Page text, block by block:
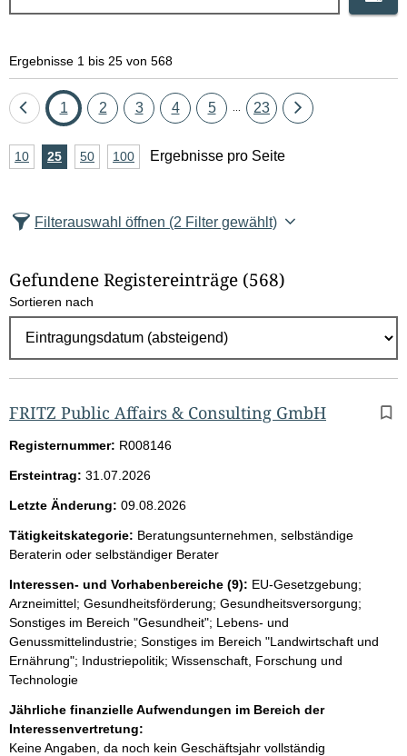
Ergebnisse 1 bis 25 von 568
Eine
zurück
Seite
1 Seite
2 Seite
3 Seite
4 Seite
5 Seite
23
Eine
A
z
l
E
g
e
b
n
s
s
e
p
r
o
S
e
i
t
e
10Ergebnisse
25Ergebnisse
50Ergebnisse
100Ergebnisse
Ergebnisse pro Seite
Filterauswahl öffnen (2 Filter gewählt)
Gefundene Registereinträge (568)
Sortieren nach
FRITZ Public Affairs & Consulting GmbH
Registernummer: R008146
Ersteintrag: 31.07.2026
Letzte Änderung: 09.08.2026
Tätigkeitskategorie: Beratungsunternehmen, selbständige
Beraterin oder selbständiger Berater
Interessen- und Vorhabenbereiche (9): EU-Gesetzgebung;
Arzneimittel; Gesundheitsförderung; Gesundheitsversorgung;
Sonstiges im Bereich "Gesundheit"; Lebens- und
Genussmittelindustrie; Sonstiges im Bereich "Landwirtschaft und
Ernährung"; Industriepolitik; Wissenschaft, Forschung und
Technologie
Jährliche finanzielle Aufwendungen im Bereich der
Interessenvertretung:
Keine Angaben, da noch kein Geschäftsjahr vollständig